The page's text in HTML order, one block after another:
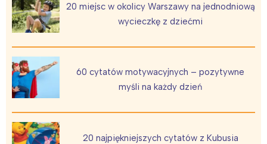
20 miejsc w okolicy Warszawy na jednodniową
wycieczkę z dziećmi
60 cytatów motywacyjnych – pozytywne
myśli na każdy dzień
20 najpiękniejszych cytatów z Kubusia